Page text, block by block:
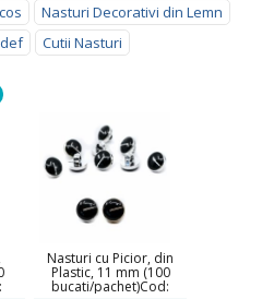
Nasturi Decorativi din Lemn
Cutii Nasturi
Nasturi cu Picior, din
Plastic, 11 mm (100
bucati/pachet)Cod: